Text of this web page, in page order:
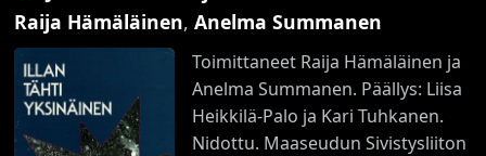
Raija Hämäläinen,Anelma Summanen
Toimittaneet Raija Hämäläinen ja
Anelma Summanen. Päällys: Liisa
Heikkilä-Palo ja Kari Tuhkanen.
Nidottu. Maaseudun Sivistysliiton